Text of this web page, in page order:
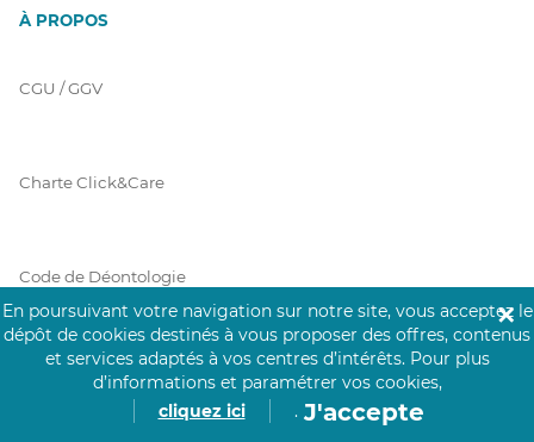
À PROPOS
CGU / GGV
Charte Click&Care
Code de Déontologie
Mentions Légales
En poursuivant votre navigation sur notre site, vous acceptez le
dépôt de cookies destinés à vous proposer des offres, contenus
et services adaptés à vos centres d’intérêts. Pour plus
d’informations et paramétrer vos cookies,
cliquez ici
. J'accepte
✕